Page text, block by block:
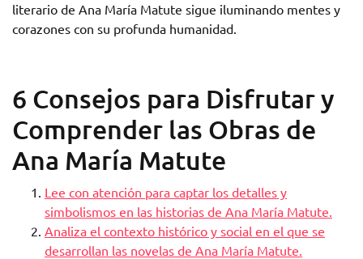
literario de Ana María Matute sigue iluminando mentes y
corazones con su profunda humanidad.
6 Consejos para Disfrutar y
Comprender las Obras de
Ana María Matute
Lee con atención para captar los detalles y
simbolismos en las historias de Ana María Matute.
Analiza el contexto histórico y social en el que se
desarrollan las novelas de Ana María Matute.